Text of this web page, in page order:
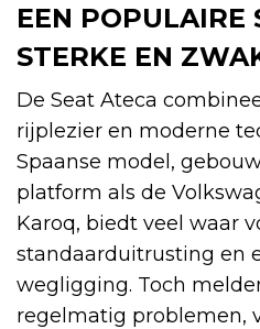
EEN POPULAIRE
STERKE EN
De Seat Ateca
rijplezier en moderne
Spaanse model,
platform als de
Karoq, biedt veel waar
standaarduitrusting en
wegligging. Toch
regelmatig problemen,